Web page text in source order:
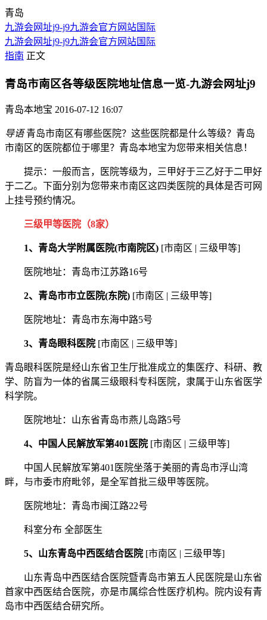
青岛
九游会网址j9-j9九游会官方网站国际
九游会网址j9-j9九游会官方网站国际
指南 正文
青岛市南区各等级医院地址信息一览-九游会网址j9
青岛本地宝 2016-07-12 16:07
导语青岛市南区有哪些医院？这些医院都是什么等级？青岛
市南区的医院都位于哪里？青岛本地宝为您带来相关信息！
提示：一般而言，医院等级为，三甲好于三乙好于二甲好
于二乙。下面分别为您带来市南区这四类医院的具体是否可网
上挂号预约情况。
三级甲等医院（8家）
1、青岛大学附属医院(市南院区) [市南区 | 三级甲等]
医院地址：青岛市江苏路16号
2、青岛市市立医院(东院) [市南区 | 三级甲等]
医院地址：青岛市东海中路5号
3、青岛眼科医院 [市南区 | 三级甲等]
青岛眼科医院是经山东省卫生厅批准成立的集医疗、科研、教
学、防盲为一体的省属三级眼科专科医院，隶属于山东省医学
科学院。
医院地址：山东省青岛市燕儿岛路5号
4、中国人民解放军第401医院 [市南区 | 三级甲等]
中国人民解放军第401医院坐落于美丽的青岛市浮山湾
畔，与市委市府毗邻，是全军首批三级甲等医院。
医院地址：青岛市闽江路22号
科室分布 全部医生
5、山东青岛中西医结合医院 [市南区 | 三级甲等]
山东青岛中西医结合医院暨青岛市第五人民医院是山东省
首家中西医结合医院，亦是市属综合性医疗机构。院内设有青
岛市中西医结合研究所。